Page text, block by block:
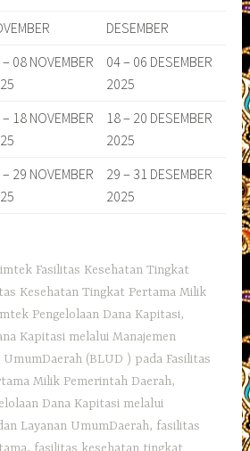
DESEMBER
08 NOVEMBER
04 – 06 DESEMBER
2025
– 18 NOVEMBER
18 – 20 DESEMBER
2025
29 NOVEMBER
29 – 31 DESEMBER
2025
Fasilitas Kesehatan Tingkat
Kesehatan Tingkat Pertama Milik
Pengelolaan Dana Kapitasi,
Kapitasi melalui Manajemen
UmumDaerah (BLUD ) pada Fasilitas
Milik Pemerintah Daerah,
Dana Kapitasi melalui
Layanan UmumDaerah, fasilitas
, fasilitas kesehatan tingkat